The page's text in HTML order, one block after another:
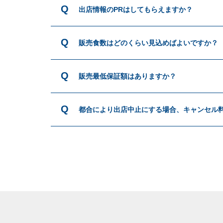
出店情報のPRはしてもらえますか？
販売食数はどのくらい見込めばよいですか？
販売最低保証額はありますか？
都合により出店中止にする場合、キャンセル